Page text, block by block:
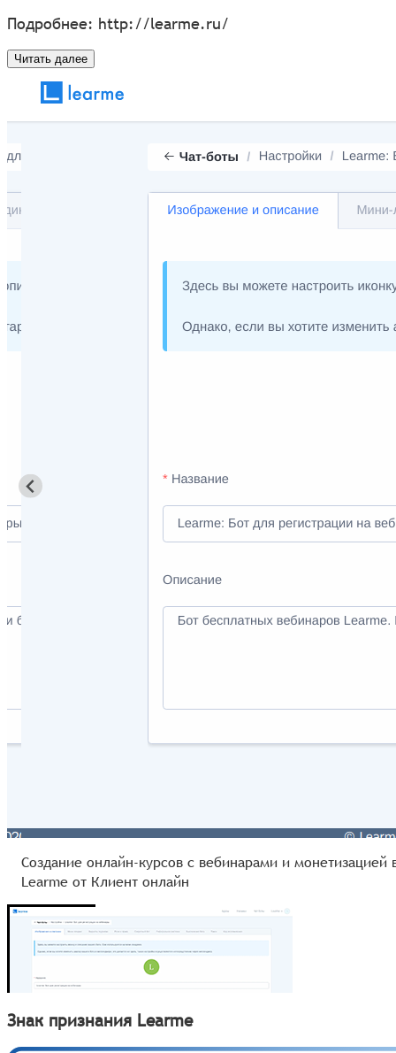
Подробнее: http://learme.ru/
Читать далее
Создание онлайн‑курсов с вебинарами и монетизацией
Learme от Клиент онлайн
Знак признания Learme